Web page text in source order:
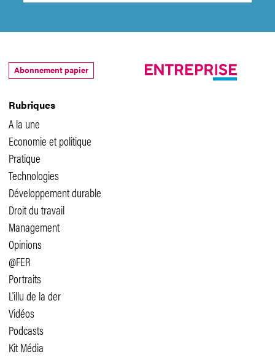
Rubriques
A la une
Economie et politique
Pratique
Technologies
Développement durable
Droit du travail
Management
Opinions
@FER
Portraits
L'illu de la der
Vidéos
Podcasts
Kit Média
Abonnement papier